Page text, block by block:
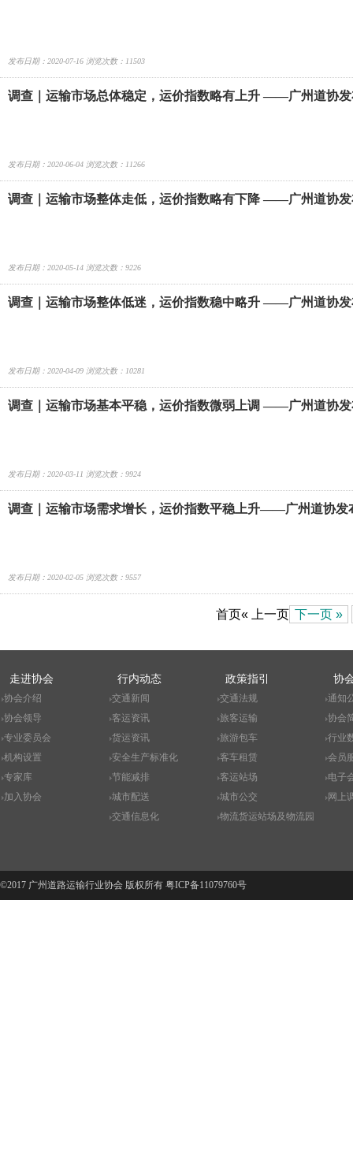
发布日期：2020-07-16 浏览次数：11503
调查｜运输市场总体稳定，运价指数略有上升 ——广州道协发
发布日期：2020-06-04 浏览次数：11266
调查｜运输市场整体走低，运价指数略有下降 ——广州道协发
发布日期：2020-05-14 浏览次数：9226
调查｜运输市场整体低迷，运价指数稳中略升 ——广州道协发
发布日期：2020-04-09 浏览次数：10281
调查｜运输市场基本平稳，运价指数微弱上调 ——广州道协发
发布日期：2020-03-11 浏览次数：9924
调查｜运输市场需求增长，运价指数平稳上升——广州道协发
发布日期：2020-02-05 浏览次数：9557
首页« 上一页 下一页 »
走进协会
协会介绍
协会领导
专业委员会
机构设置
专家库
加入协会
行内动态
交通新闻
客运资讯
货运资讯
安全生产标准化
节能减排
城市配送
交通信息化
政策指引
交通法规
旅客运输
旅游包车
客车租赁
客运站场
城市公交
物流货运站场及物流园
协
通知
协会
行业
会员
电子
网上
©2017 广州道路运输行业协会 版权所有 粤ICP备11079760号